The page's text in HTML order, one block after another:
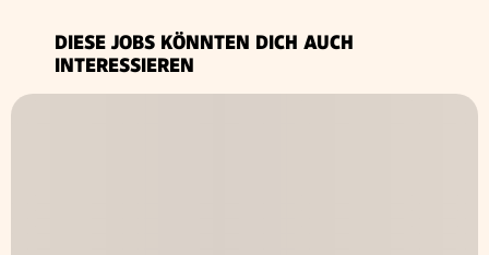
DIESE JOBS KÖNNTEN DICH AUCH
INTERESSIEREN